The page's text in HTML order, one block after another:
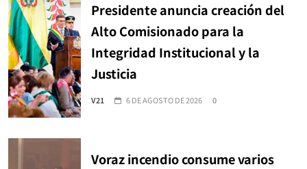
Presidente anuncia creación del
Alto Comisionado para la
Integridad Institucional y la
Justicia
V21 6 DE AGOSTO DE 2026 0
Voraz incendio consume varios